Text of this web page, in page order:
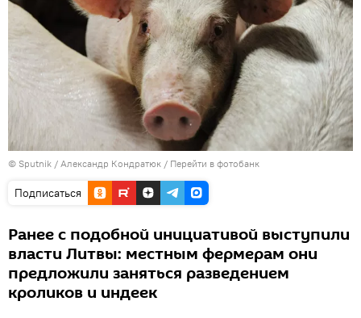
© Sputnik / Александр Кондратюк / Перейти в фотобанк
Подписаться
Ранее с подобной инициативой выступили
власти Литвы: местным фермерам они
предложили заняться разведением
кроликов и индеек